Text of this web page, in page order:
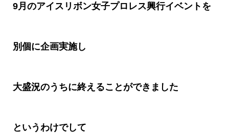
9月のアイスリボン女子プロレス興行イベントを
別個に企画実施し
大盛況のうちに終えることができました
というわけでして